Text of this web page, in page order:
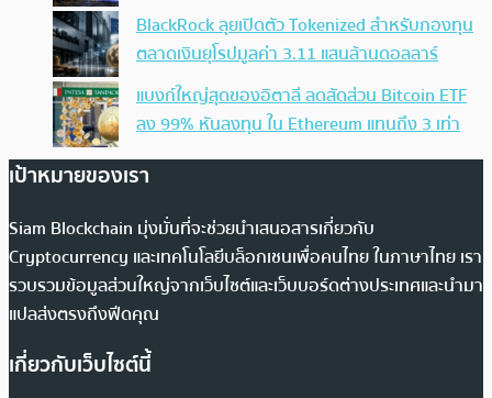
BlackRock ลุยเปิดตัว Tokenized สำหรับกองทุน
ตลาดเงินยุโรปมูลค่า 3.11 แสนล้านดอลลาร์
แบงก์ใหญ่สุดของอิตาลี ลดสัดส่วน Bitcoin ETF
ลง 99% หันลงทุน ใน Ethereum แทนถึง 3 เท่า
เป้าหมายของเรา
Siam Blockchain มุ่งมั่นที่จะช่วยนำเสนอสารเกี่ยวกับ
Cryptocurrency และเทคโนโลยีบล็อกเชนเพื่อคนไทย ในภาษาไทย เรา
รวบรวมข้อมูลส่วนใหญ่จากเว็บไซต์และเว็บบอร์ดต่างประเทศและนำมา
แปลส่งตรงถึงฟีดคุณ
เกี่ยวกับเว็บไซต์นี้